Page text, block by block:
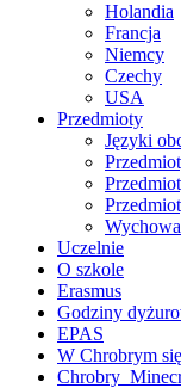
Holandia
Francja
Niemcy
Czechy
USA
Przedmioty
Języki
Uczelnie
O szkole
Erasmus
Godziny
EPAS
W Chrobrym